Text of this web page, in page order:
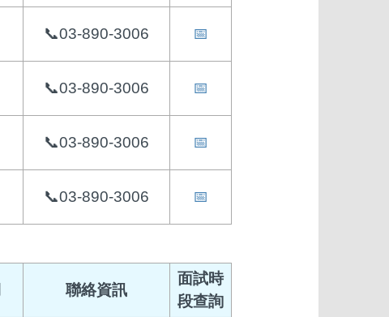
📞03-890-3006 📅
📞03-890-3006 📅
📞03-890-3006 📅
📞03-890-3006 📅
聯絡資訊
面試時
段查詢